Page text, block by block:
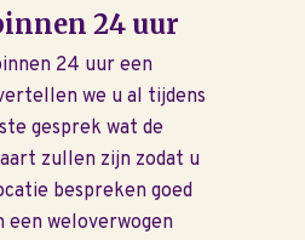
24 uur
24 uur een
we u al tijdens
gesprek wat de
zullen zijn zodat u
bespreken goed
weloverwogen